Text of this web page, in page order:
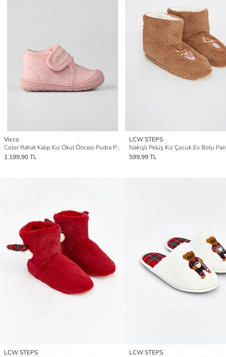
Vicco
Color Rahat Kalıp Kız Okul Öncesi Pudra Panduf
1.199,90 TL
LCW STEPS
Nakışlı Pelüş Kız Çocuk Ev Botu
599,99 TL
LCW STEPS
LCW STEPS